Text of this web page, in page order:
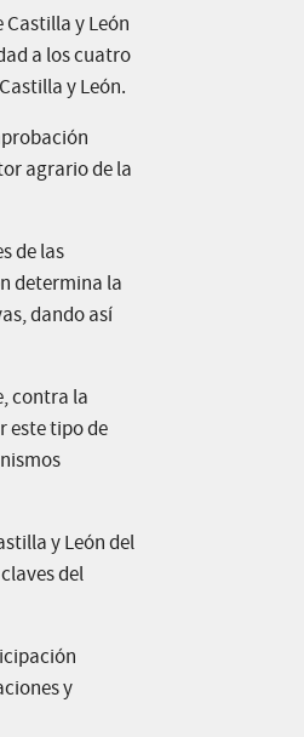
y León
a los cuatro
y León.
agrario de la
de las
determina la
dando así
contra la
este tipo de
y León del
del
y